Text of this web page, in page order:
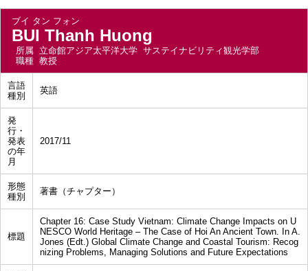
ブイ タン フォン
BUI Thanh Huong
所属 立命館アジア太平洋大学 サステイナビリティ観光学部
職種 教授
言語
種別
英語
発
行・
発表
の年
月
2017/11
形態
種別
著書（チャプター）
標題
Chapter 16: Case Study Vietnam: Climate Change Impacts on U
NESCO World Heritage – The Case of Hoi An Ancient Town. In A.
Jones (Edt.) Global Climate Change and Coastal Tourism: Recog
nizing Problems, Managing Solutions and Future Expectations